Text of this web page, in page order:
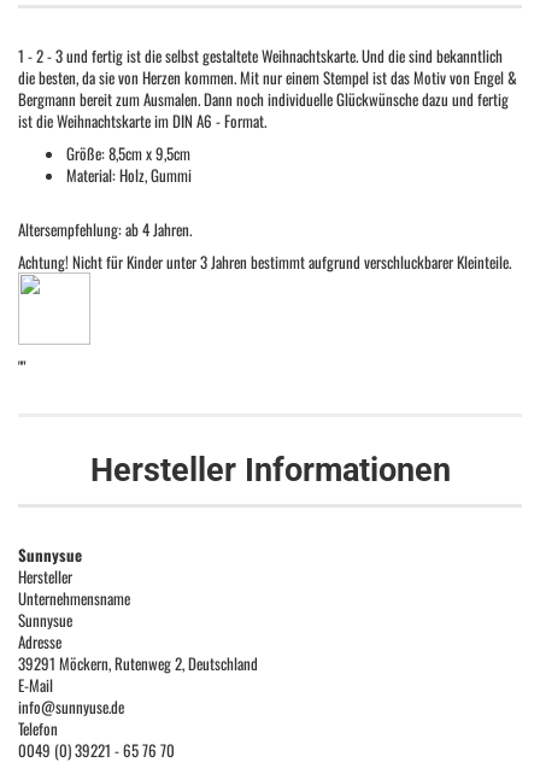
1 - 2 - 3 und fertig ist die selbst gestaltete Weihnachtskarte. Und die sind bekanntlich
die besten, da sie von Herzen kommen. Mit nur einem Stempel ist das Motiv von Engel &
Bergmann bereit zum Ausmalen. Dann noch individuelle Glückwünsche dazu und fertig
ist die Weihnachtskarte im DIN A6 - Format.
Größe: 8,5cm x 9,5cm
Material: Holz, Gummi
Altersempfehlung: ab 4 Jahren.
Achtung! Nicht für Kinder unter 3 Jahren bestimmt aufgrund verschluckbarer Kleinteile.
""
Hersteller Informationen
Sunnysue
Hersteller
Unternehmensname
Sunnysue
Adresse
39291 Möckern, Rutenweg 2, Deutschland
E-Mail
info@sunnyuse.de
Telefon
0049 (0) 39221 - 65 76 70